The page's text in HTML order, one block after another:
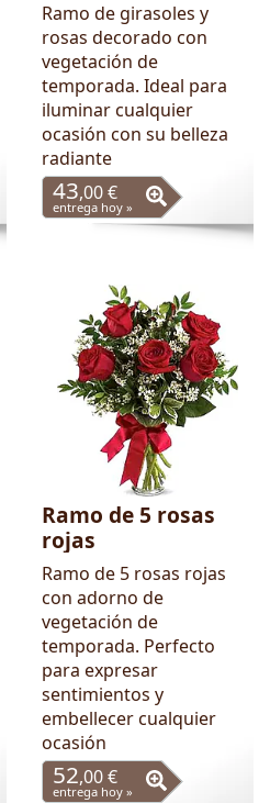
Ramo de girasoles y
rosas decorado con
vegetación de
temporada. Ideal para
iluminar cualquier
ocasión con su belleza
radiante
43,00 €
entrega hoy »
Ramo de 5 rosas
rojas
Ramo de 5 rosas rojas
con adorno de
vegetación de
temporada. Perfecto
para expresar
sentimientos y
embellecer cualquier
ocasión
52,00 €
entrega hoy »